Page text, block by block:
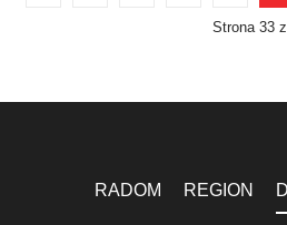
Strona 33
RADOM REGION